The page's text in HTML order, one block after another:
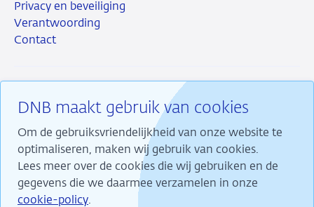
DNB maakt gebruik van cookies
Om de gebruiksvriendelijkheid van onze website te
optimaliseren, maken wij gebruik van cookies.
Lees meer over de cookies die wij gebruiken en de
gegevens die we daarmee verzamelen in onze
cookie-policy.
Privacy en beveiliging
Verantwoording
Contact
RSS InstagramLinkedin
X
Wij maken ons sterk voor financiële stabiliteit en